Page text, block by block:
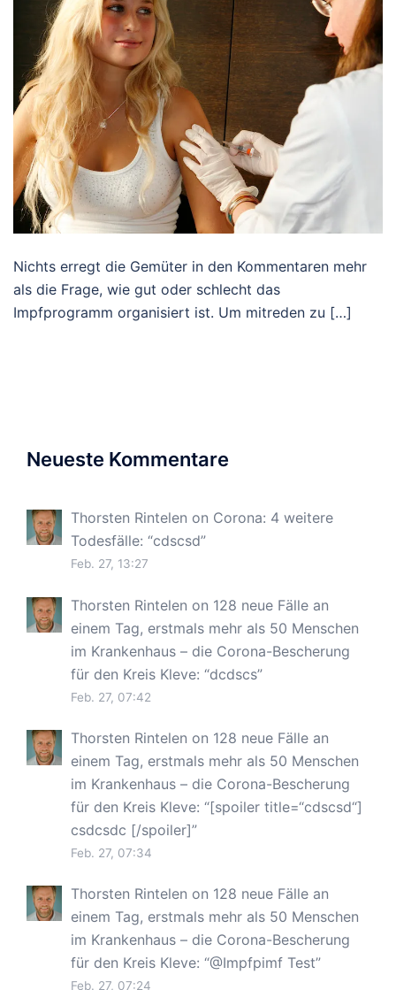
Nichts erregt die Gemüter in den Kommentaren mehr
als die Frage, wie gut oder schlecht das
Impfprogramm organisiert ist. Um mitreden zu […]
Neueste Kommentare
Thorsten Rintelen on Corona: 4 weitere
Todesfälle: “cdscsd”
Feb. 27, 13:27
Thorsten Rintelen on 128 neue Fälle an
einem Tag, erstmals mehr als 50 Menschen
im Krankenhaus – die Corona-Bescherung
für den Kreis Kleve: “dcdscs”
Feb. 27, 07:42
Thorsten Rintelen on 128 neue Fälle an
einem Tag, erstmals mehr als 50 Menschen
im Krankenhaus – die Corona-Bescherung
für den Kreis Kleve: “[spoiler title=“cdscsd“]
csdcsdc [/spoiler]”
Feb. 27, 07:34
Thorsten Rintelen on 128 neue Fälle an
einem Tag, erstmals mehr als 50 Menschen
im Krankenhaus – die Corona-Bescherung
für den Kreis Kleve: “@Impfpimf Test”
Feb. 27, 07:24